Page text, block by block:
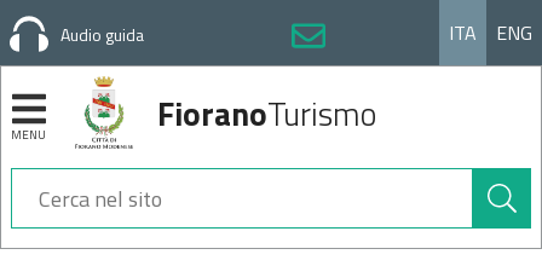
Audio guida ITA ENG
MENU FioranoTurismo
Cerca
nel
sito